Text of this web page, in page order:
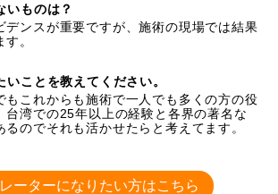
いものは？
デンスが重要ですが、施術の現場では結果
。
ことを教えてください。
もこれからも施術で一人でも多くの方の役
台湾での25年以上の経験と各界の著名な
のでそれも活かせたらと考えてます。
ーターになりたい方はこちら